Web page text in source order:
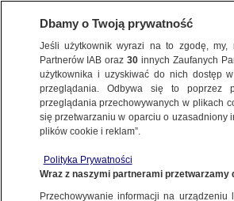
Dbamy o Twoją prywatność
Jeśli użytkownik wyrazi na to zgodę,
Partnerów IAB oraz30 innych Zaufanych
użytkownika i uzyskiwać do nich dostęp
przeglądania. Odbywa się to poprzez
przeglądania przechowywanych w plikach
się przetwarzaniu w oparciu o uzasadniony
plików cookie i reklam”.
Polityka Prywatności
Wraz z naszymi partnerami przetwarzamy
Przechowywanie informacji na